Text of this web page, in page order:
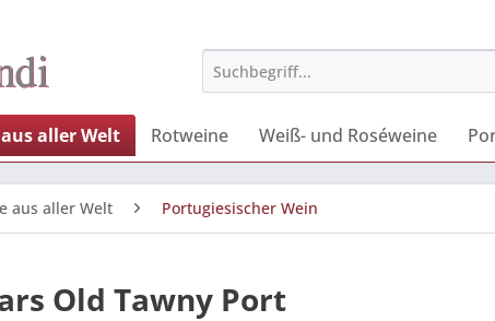
aller Welt Rotweine Weiß- und Roséweine
aus aller Welt Portugiesischer Wein
Old Tawny Port